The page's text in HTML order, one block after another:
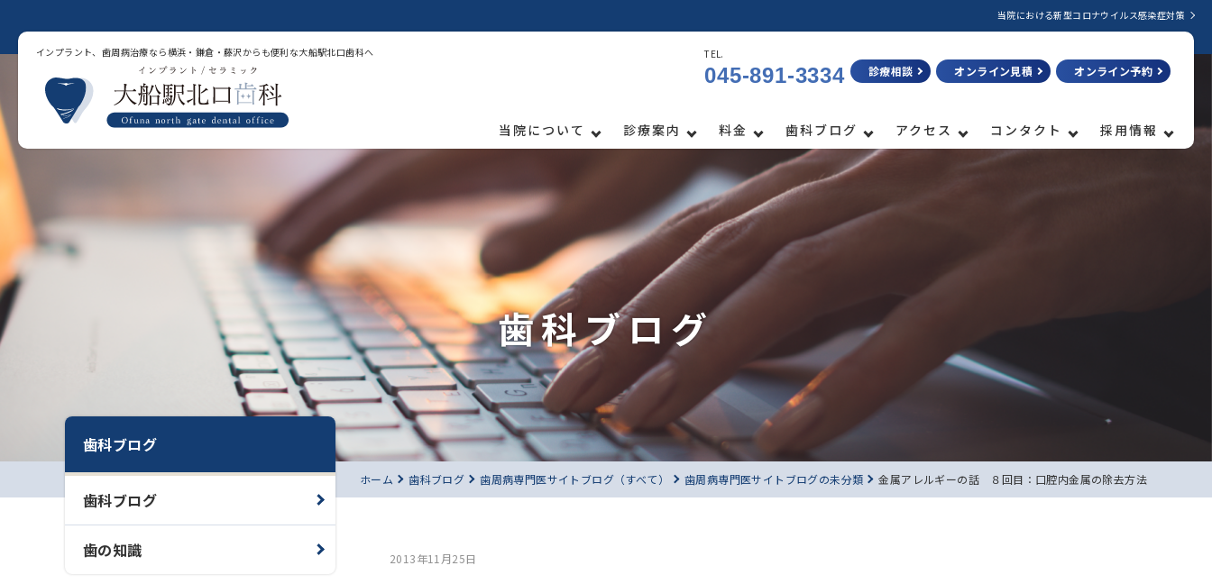
当院における新型コロナウイルス感染症対策
インプラント、歯周病治療なら横浜・鎌倉・藤沢からも便利な大船駅北口歯科へ TEL.
045-891-3334 診療相談 オンライン見積 オンライン予約
当院について 診療案内 料金 歯科ブログ アクセス コンタクト 採用情報
歯科ブログ
ホーム 歯科ブログ 歯周病専門医サイトブログ（すべて） 歯周病専門医サイトブログの未分類 金属アレルギーの話 ８回目：口腔内金属の除去方法
歯科ブログ
歯科ブログ
歯の知識 2013年11月25日